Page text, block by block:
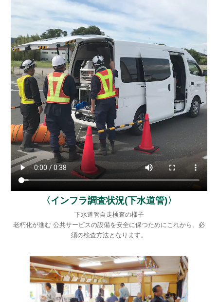
〈インフラ調査状況(下水道管)〉
下水道管自走検査の様子
老朽化が進む 公共サービスの設備を安全に保つためにこれから、必
須の検査方法となります。